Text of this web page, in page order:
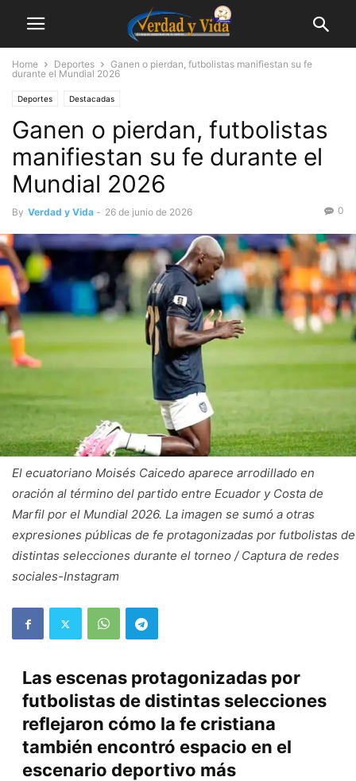
Home Deportes
Ganen o pierdan, futbolistas manifiestan su fe
durante el Mundial 2026
Deportes Destacadas
Ganen o pierdan, futbolistas
manifiestan su fe durante el
Mundial 2026
By Verdad y Vida - 26 de junio de 2026 0
El ecuatoriano Moisés Caicedo aparece arrodillado en
oración al término del partido entre Ecuador y Costa de
Marfil por el Mundial 2026. La imagen se sumó a otras
expresiones públicas de fe protagonizadas por futbolistas de
distintas selecciones durante el torneo / Captura de redes
sociales-Instagram
Las escenas protagonizadas por
futbolistas de distintas selecciones
reflejaron cómo la fe cristiana
también encontró espacio en el
escenario deportivo más